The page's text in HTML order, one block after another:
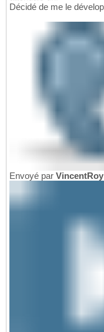
Décidé de me le
Envoyé par VincentRoy